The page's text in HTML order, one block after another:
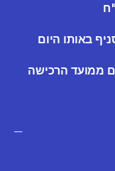
באותו היום